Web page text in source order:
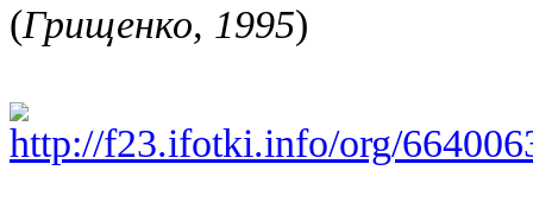
(Грищенко, 1995)